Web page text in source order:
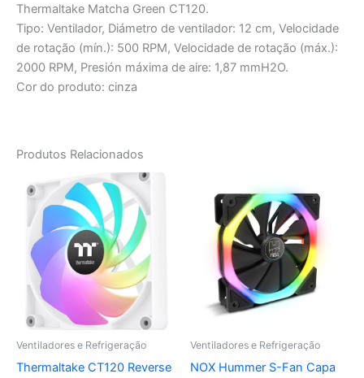
Thermaltake Matcha Green CT120.
Tipo: Ventilador, Diámetro de ventilador: 12 cm, Velocidade
de rotação (mín.): 500 RPM, Velocidade de rotação (máx.):
2000 RPM, Presión máxima de aire: 1,87 mmH2O.
Cor do produto: cinza
Produtos Relacionados
Ventiladores e Refrigeração
Thermaltake CT120 Reverse
Ventiladores e Refrigeração
NOX Hummer S-Fan Capa